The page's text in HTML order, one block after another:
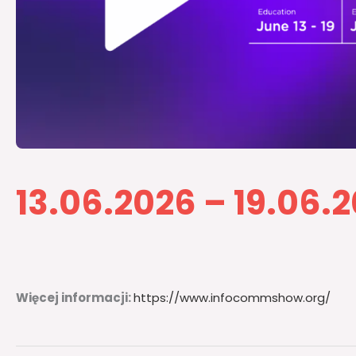
13.06.2026 –
Więcej informacji:https://www.infocommshow.org/